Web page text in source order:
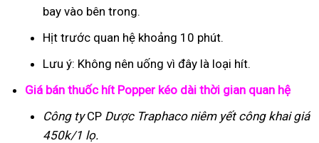
bay vào bên trong.
Hịt trước quan hệ khoảng 10 phút.
Lưu ý: Không nên uống vì đây là loại hít.
Giá bán thuốc hít Popper kéo dài thời gian quan hệ
Công tyCP Dược Traphaconiêm yết công khai giá
450k/1 lọ.